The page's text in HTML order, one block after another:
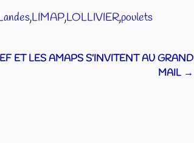
,LIMAP,LOLLIVIER,poulets
ET LES AMAPS S’INVITENT AU GRAND
MAIL →